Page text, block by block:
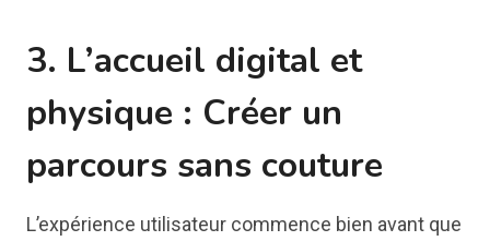
3. L’accueil digital et
physique : Créer un
parcours sans couture
L’expérience utilisateur commence bien avant que